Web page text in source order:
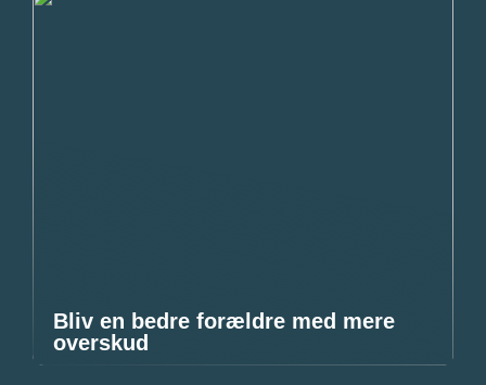
Bliv en bedre forældre med mere
overskud